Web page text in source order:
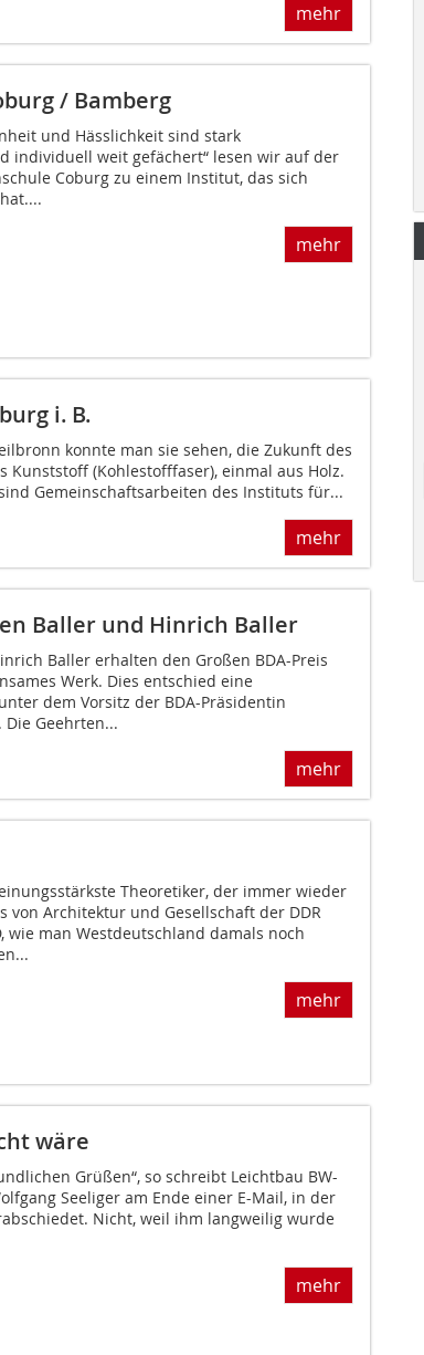
mehr
/ Bamberg
und Hässlichkeit sind stark
individuell weit gefächert“ lesen wir auf der
Coburg zu einem Institut, das sich
mehr
i. B.
konnte man sie sehen, die Zukunft des
Kunststoff (Kohlestofffaser), einmal aus Holz.
Gemeinschaftsarbeiten des Instituts für...
mehr
Baller und Hinrich Baller
Baller erhalten den Großen BDA-Preis
Werk. Dies entschied eine
dem Vorsitz der BDA-Präsidentin
Die Geehrten...
mehr
Theoretiker, der immer wieder
von Architektur und Gesellschaft der DDR
wie man Westdeutschland damals noch
mehr
wäre
Grüßen“, so schreibt Leichtbau BW-
Seeliger am Ende einer E-Mail, in der
Nicht, weil ihm langweilig wurde
mehr